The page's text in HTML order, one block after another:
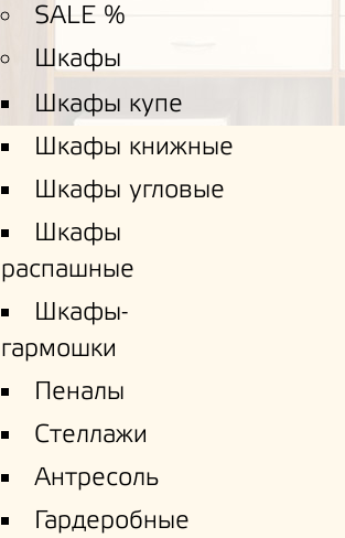
SALE %
Шкафы
Шкафы купе
Шкафы книжные
Шкафы угловые
Шкафы
распашные
Шкафы-
гармошки
Пеналы
Стеллажи
Антресоль
Гардеробные